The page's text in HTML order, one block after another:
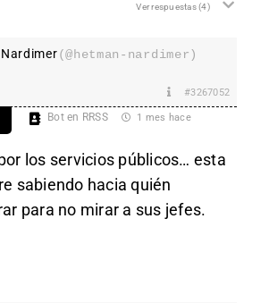
Ver respuestas(4)
(@hetman-nardimer)
#3267052
Bot en RRSS 1 mes hace
los servicios públicos… esta
sabiendo hacia quién
para no mirar a sus jefes.